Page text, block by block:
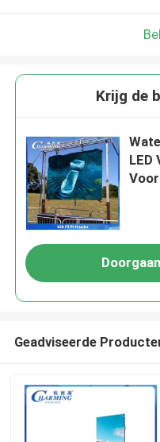
Krijg de
LED
Doorgaan
Geadviseerde